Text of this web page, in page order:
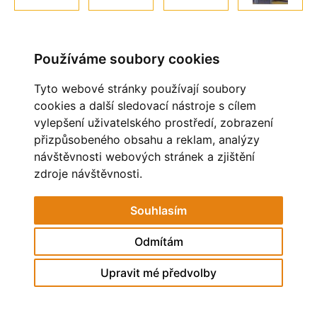
Používáme soubory cookies
Tyto webové stránky používají soubory
cookies a další sledovací nástroje s cílem
vylepšení uživatelského prostředí, zobrazení
přizpůsobeného obsahu a reklam, analýzy
návštěvnosti webových stránek a zjištění
zdroje návštěvnosti.
Souhlasím
Odmítám
Upravit mé předvolby
OBLÍBENÉ ODKAZY
MĚSTO HAVÍŘOV
STAV OVZDUŠÍ
ZAČÍT SPOLU
© 2026 eStránky.cz